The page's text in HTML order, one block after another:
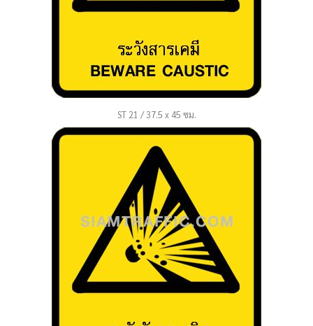
ST 21 / 37.5 x 45 ซม.